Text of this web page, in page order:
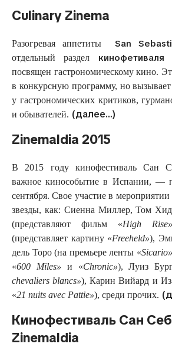
Culinary Zinema
Разогревая аппетитыSan
отдельный раздел
посвящен гастрономическому кино.
в конкурсную программу, но
у гастрономических критиков,
и обывателей. (далее…)
Zinemaldia 2015
В 2015 году кинофестиваль Сан
важное кинособытие в Испании, —
сентября. Свое участие в
звезды, как: Сиенна Миллер, Том
(представляют фильм «High Rise»
(представляет картину «Freeheld»),
дель Торо (на премьере ленты «Sicario»
«600 Miles» и «Chronic»), Луиз
chevaliers blancs»), Карин Вийард и
«21 nuits avec Pattie»), среди прочих.
Кинофестиваль Сан
Zinemaldia